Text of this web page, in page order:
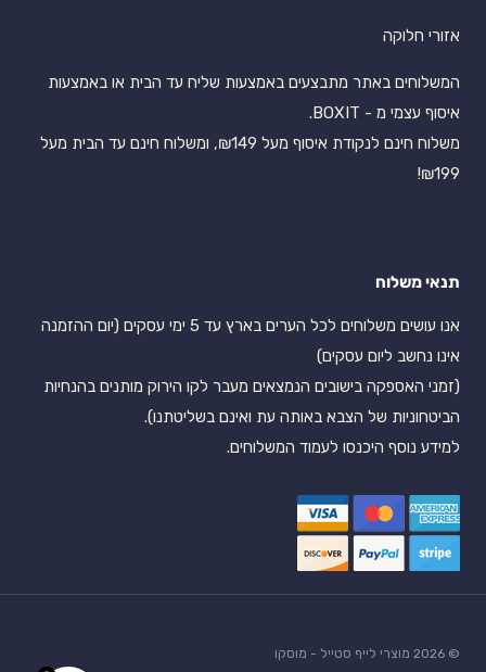
אזורי חלוקה
המשלוחים באתר מתבצעים באמצעות שליח עד הבית או באמצעות
איסוף עצמי מ - BOXIT.
משלוח חינם לנקודת איסוף מעל ₪149, ומשלוח חינם עד הבית מעל
₪199!
תנאי משלוח
אנו עושים משלוחים לכל הערים בארץ עד 5 ימי עסקים (יום ההזמנה
אינו נחשב ליום עסקים)
(זמני האספקה בישובים הנמצאים מעבר לקו הירוק מותנים בהנחיות
הביטחוניות של הצבא באותה עת ואינם בשליטתנו).
למידע נוסף היכנסו לעמוד המשלוחים.
© 2026 מוצרי לייף סטייל - מוסקו